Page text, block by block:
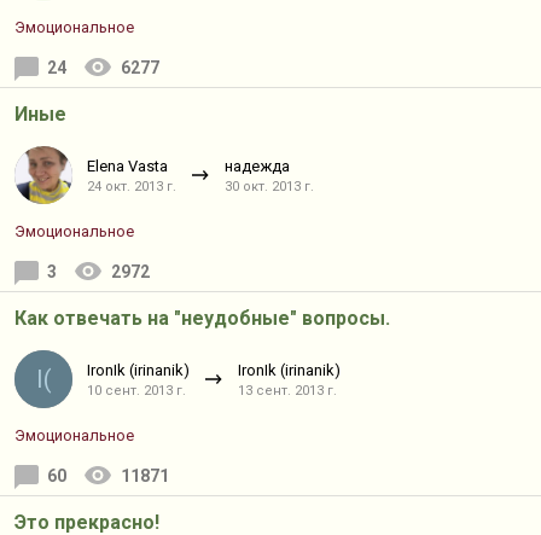
Эмоциональное
24 6277
Иные
Elena Vasta
24 окт. 2013 г.
надежда
30 окт. 2013 г.
Эмоциональное
3 2972
Как отвечать на "неудобные" вопросы.
I( IronIk (irinanik)
10 сент. 2013 г.
IronIk (irinanik)
13 сент. 2013 г.
Эмоциональное
60 11871
Это прекрасно!